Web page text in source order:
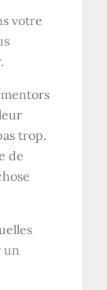
votre
trop.
de
un